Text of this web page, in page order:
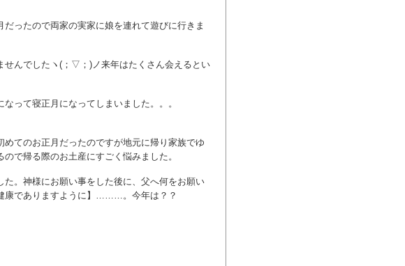
ったので両家の実家に娘を連れて遊びに行きま
せんでしたヽ(；▽；)ノ来年はたくさん会えるとい
って寝正月になってしまいました。。。
てのお正月だったのですが地元に帰り家族でゆ
で帰る際のお土産にすごく悩みました。
。神様にお願い事をした後に、父へ何をお願い
康でありますように】………。今年は？？